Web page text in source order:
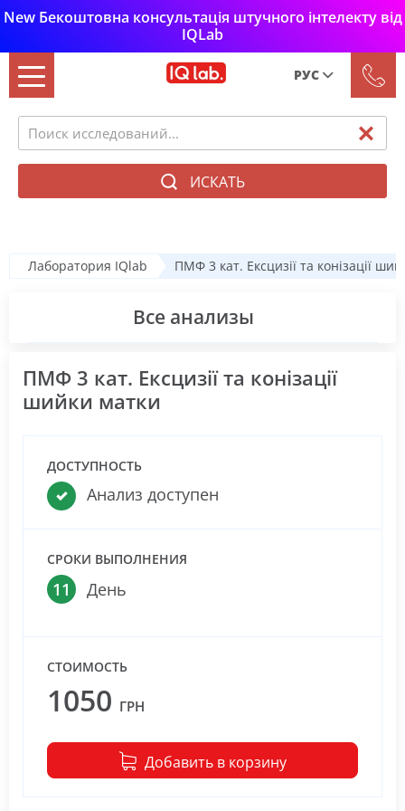
New Бекоштовна консультація штучного інтелекту від
IQLab
РУС
Укр
ИСКАТЬ
Лаборатория IQlab ПМФ 3 кат. Ексцизії та конізації
Все анализы
ПМФ 3 кат. Ексцизії та конізації
шийки матки
ДОСТУПНОСТЬ
Анализ доступен
СРОКИ ВЫПОЛНЕНИЯ
11 День
СТОИМОСТЬ
1050 ГРН
Добавить в корзину